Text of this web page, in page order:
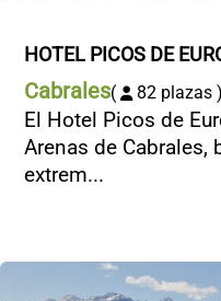
HOTEL PICOS DE
Cabrales( 82 plazas )
El Hotel Picos de
Arenas de Cabrales,
extrem...